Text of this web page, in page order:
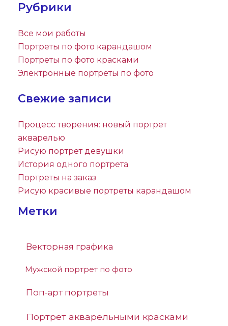
Рубрики
Все мои работы
Портреты по фото карандашом
Портреты по фото красками
Электронные портреты по фото
Свежие записи
Процесс творения: новый портрет
акварелью
Рисую портрет девушки
История одного портрета
Портреты на заказ
Рисую красивые портреты карандашом
Метки
Векторная графика
Мужской портрет по фото
Поп-арт портреты
Портрет акварельными красками